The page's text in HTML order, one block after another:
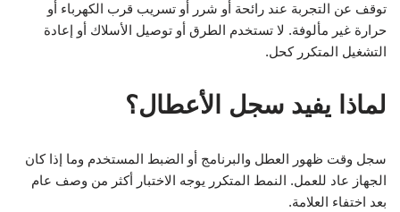
توقف عن التجربة عند رائحة أو شرر أو تسريب قرب الكهرباء أو
حرارة غير مألوفة. لا تستخدم الطرق أو توصيل الأسلاك أو إعادة
التشغيل المتكرر كحل.
لماذا يفيد سجل الأعطال؟
سجل وقت ظهور العطل والبرنامج أو الضبط المستخدم وما إذا كان
الجهاز عاد للعمل. النمط المتكرر يوجه الاختبار أكثر من وصف عام
بعد اختفاء العلامة.